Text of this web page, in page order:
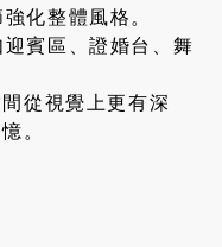
化整體風格。
賓區、證婚台、舞
從視覺上更有深
。